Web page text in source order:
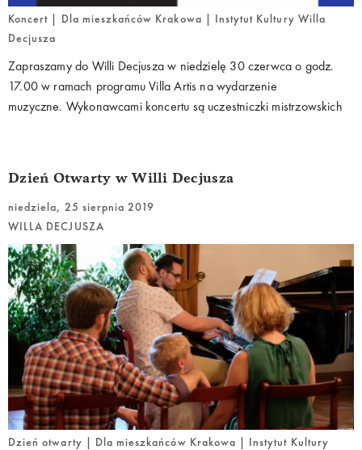
Koncert | Dla mieszkańców Krakowa | Instytut Kultury Willa
Decjusza
Zapraszamy do Willi Decjusza w niedzielę 30 czerwca o godz.
17.00 w ramach programu Villa Artis na wydarzenie
muzyczne. Wykonawcami koncertu są uczestniczki mistrzowskich
F. Chopina czy L. Beethovena. Gościnnie wystąpią pianiści
Grzegorz Mania oraz Piotr Różański, którzy zaprezentują
tatrzańskiIgnacego Jana Paderewskiego.
Dzień Otwarty w Willi Decjusza
niedziela, 25 sierpnia 2019
WILLA DECJUSZA
Dzień otwarty | Dla mieszkańców Krakowa | Instytut Kultury